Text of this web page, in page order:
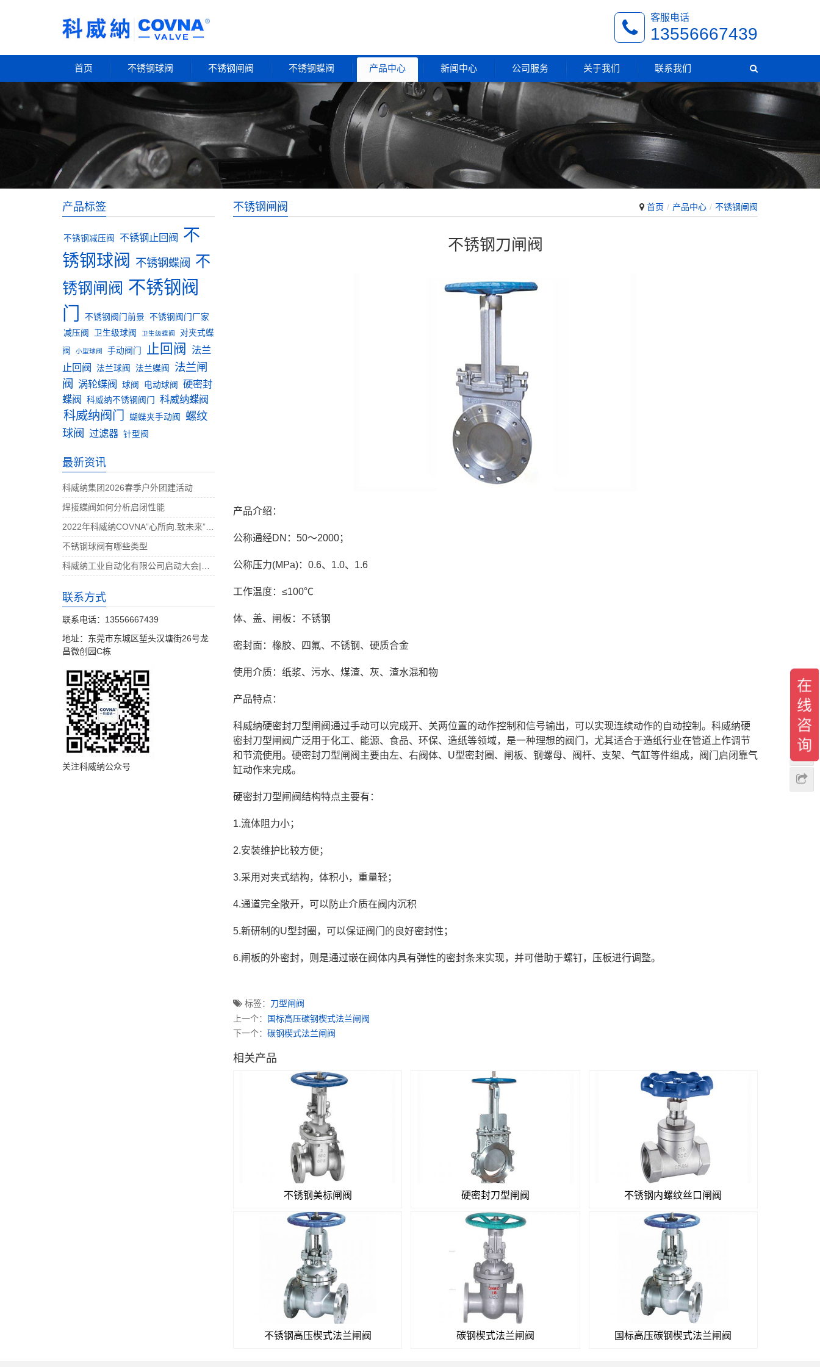
客服电话
13556667439
首页 不锈钢球阀 不锈钢闸阀 不锈钢蝶阀 产品中心 新闻中心 公司服务 关于我们 联系我们
首页 产品中心 不锈钢闸阀
不锈钢闸阀
不锈钢刀闸阀
产品介绍：
公称通经DN：50～2000；
公称压力(MPa)：0.6、1.0、1.6
工作温度：≤100℃
体、盖、闸板：不锈钢
密封面：橡胶、四氟、不锈钢、硬质合金
使用介质：纸浆、污水、煤渣、灰、渣水混和物
产品特点：
科威纳硬密封刀型闸阀通过手动可以完成开、关两位置的动作控制和信号输出，可以实现连续动作的自动控制。科威纳硬
密封刀型闸阀广泛用于化工、能源、食品、环保、造纸等领域，是一种理想的阀门，尤其适合于造纸行业在管道上作调节
和节流使用。硬密封刀型闸阀主要由左、右阀体、U型密封圈、闸板、钢螺母、阀杆、支架、气缸等件组成，阀门启闭靠气
缸动作来完成。
硬密封刀型闸阀结构特点主要有：
1.流体阻力小；
2.安装维护比较方便；
3.采用对夹式结构，体积小，重量轻；
4.通道完全敞开，可以防止介质在阀内沉积
5.新研制的U型封圈，可以保证阀门的良好密封性；
6.闸板的外密封，则是通过嵌在阀体内具有弹性的密封条来实现，并可借助于螺钉，压板进行调整。
标签： 刀型闸阀
上一个：
国标高压碳钢楔式法兰闸阀
下一个： 碳钢楔式法兰闸阀
相关产品
不锈钢美标闸阀 硬密封刀型闸阀 不锈钢内螺纹丝口闸阀
不锈钢高压楔式法兰闸阀 碳钢楔式法兰闸阀 国标高压碳钢楔式法兰闸阀
产品标签
不锈钢减压阀 不锈钢止回阀
不
锈钢球阀
不锈钢蝶阀 不
锈钢闸阀 不锈钢阀
门
不锈钢阀门前景 不锈钢阀门厂家
减压阀
卫生级球阀 卫生级蝶阀
对夹式蝶
阀
小型球阀 手动阀门 止回阀
法兰
止回阀
法兰球阀 法兰蝶阀
法兰闸
阀 涡轮蝶阀 球阀 电动球阀
硬密封
蝶阀
科威纳不锈钢阀门 科威纳蝶阀
科威纳阀门 蝴蝶夹手动阀
螺纹
球阀 过滤器 针型阀
最新资讯
科威纳集团2026春季户外团建活动
焊接蝶阀如何分析启闭性能
不锈钢球阀有哪些类型
联系方式
联系电话：13556667439
地址：东莞市东城区堑头汉塘街26号龙
昌微创园C栋
关注科威纳公众号